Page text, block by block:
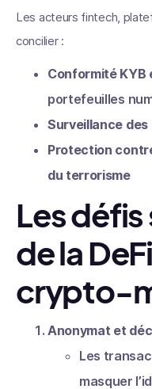
Les acteurs fintech,
concilier :
Conformité KYB
portefeuilles
Surveillance
Protection
du terrorisme
Les
de la
crypto-
Anonymat et
Les
masquer